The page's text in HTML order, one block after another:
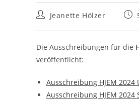
Beitrags-
Jeanette Hölzer
Die Ausschreibungen für die
veröffentlicht:
Ausschreibung HJEM 2024
Ausschreibung HJEM 2024